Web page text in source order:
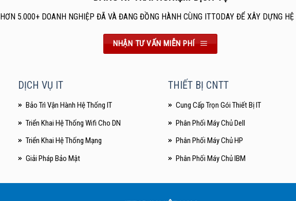
HƠN 5.000+ DOANH NGHIỆP ĐÃ VÀ ĐANG ĐỒNG HÀNH CÙNG ITTODAY ĐỂ XÂY DỰNG HỆ
NHẬN TƯ VẤN MIỄN PHÍ
DỊCH VỤ IT
Bảo Trì Vận Hành Hệ Thống IT
Triển Khai Hệ Thống Wifi Cho DN
Triển Khai Hệ Thống Mạng
Giải Pháp Bảo Mật
THIẾT BỊ CNTT
Cung Cấp Trọn Gói Thiết Bị IT
Phân Phối Máy Chủ Dell
Phân Phối Máy Chủ HP
Phân Phối Máy Chủ IBM